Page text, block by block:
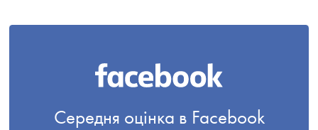
Середня оцінка в Facebook